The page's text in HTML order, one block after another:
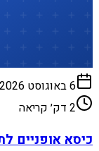
6 באוגוסט 2026
2 דק׳ קריאה
כיסא אופניים